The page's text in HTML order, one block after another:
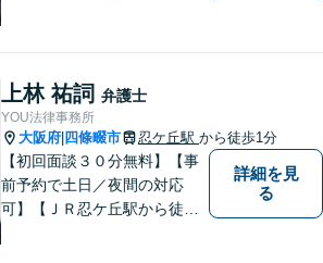
上林 祐詞 弁護士
YOU法律事務所
大阪府 四條畷市 忍ケ丘駅 から徒歩1分
【初回面談３０分無料】【事
前予約で土日／夜間の対応
可】【ＪＲ忍ケ丘駅から徒歩
詳細を見
る